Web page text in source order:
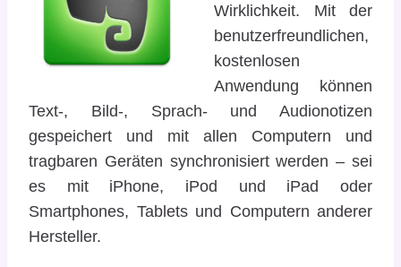
Wirklichkeit. Mit der
benutzerfreundlichen,
kostenlosen
Anwendung können
Text-, Bild-, Sprach- und Audionotizen
gespeichert und mit allen Computern und
tragbaren Geräten synchronisiert werden – sei
es mit iPhone, iPod und iPad oder
Smartphones, Tablets und Computern anderer
Hersteller.